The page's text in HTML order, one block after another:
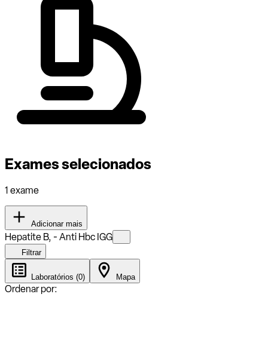
Exames selecionados
1 exame
Adicionar mais
Hepatite B, - Anti Hbc IGG
Filtrar
Laboratórios (0) Mapa
Ordenar por: